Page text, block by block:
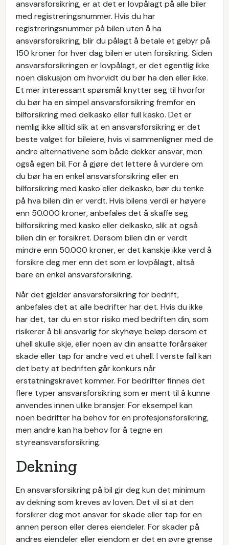
ansvarsforsikring, er at det er lovpålagt på alle biler
med registreringsnummer. Hvis du har
registreringsnummer på bilen uten å ha
ansvarsforsikring, blir du pålagt å betale et gebyr på
150 kroner for hver dag bilen er uten forsikring. Siden
ansvarsforsikringen er lovpålagt, er det egentlig ikke
noen diskusjon om hvorvidt du bør ha den eller ikke.
Et mer interessant spørsmål knytter seg til hvorfor
du bør ha en simpel ansvarsforsikring fremfor en
bilforsikring med delkasko eller full kasko. Det er
nemlig ikke alltid slik at en ansvarsforsikring er det
beste valget for bileiere, hvis vi sammenligner med de
andre alternativene som både dekker ansvar, men
også egen bil. For å gjøre det lettere å vurdere om
du bør ha en enkel ansvarsforsikring eller en
bilforsikring med kasko eller delkasko, bør du tenke
på hva bilen din er verdt. Hvis bilens verdi er høyere
enn 50.000 kroner, anbefales det å skaffe seg
bilforsikring med kasko eller delkasko, slik at også
bilen din er forsikret. Dersom bilen din er verdt
mindre enn 50.000 kroner, er det kanskje ikke verd å
forsikre deg mer enn det som er lovpålagt, altså
bare en enkel ansvarsforsikring.
Når det gjelder ansvarsforsikring for bedrift,
anbefales det at alle bedrifter har det. Hvis du ikke
har det, tar du en stor risiko med bedriften din, som
risikerer å bli ansvarlig for skyhøye beløp dersom et
uhell skulle skje, eller noen av din ansatte forårsaker
skade eller tap for andre ved et uhell. I verste fall kan
det bety at bedriften går konkurs når
erstatningskravet kommer. For bedrifter finnes det
flere typer ansvarsforsikring som er ment til å kunne
anvendes innen ulike bransjer. For eksempel kan
noen bedrifter ha behov for en profesjonsforsikring,
men andre kan ha behov for å tegne en
styreansvarsforsikring.
Dekning
En ansvarsforsikring på bil gir deg kun det minimum
av dekning som kreves av loven. Det vil si at den
forsikrer deg mot ansvar for skade eller tap for en
annen person eller deres eiendeler. For skader på
andres eiendeler eller eiendom er det en øvre grense